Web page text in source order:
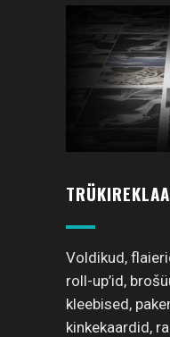
Voldikud,
roll-up’id,
kleebised,
kinkekaardid,